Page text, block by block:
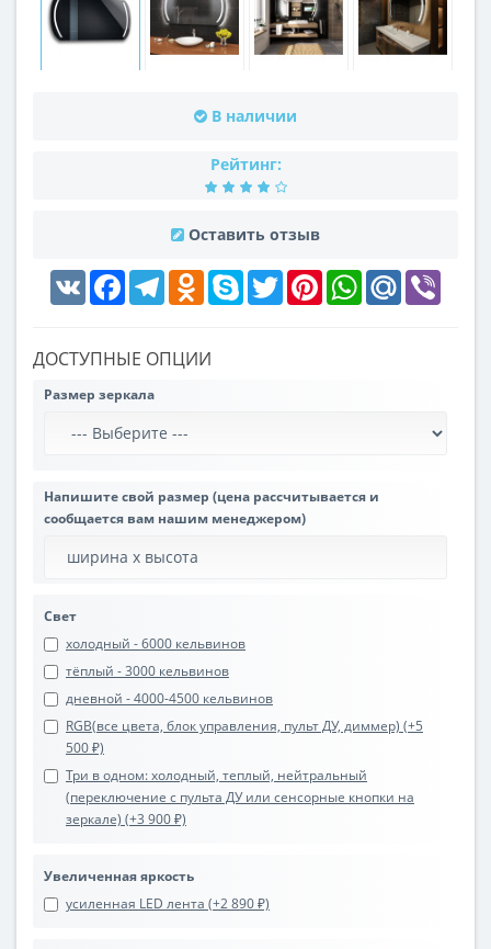
В наличии
Рейтинг:
Оставить отзыв
VK FacebookTelegramOdnoklassniki
Skype Twitter PinterestWhatsAppMail.Ru
ДОСТУПНЫЕ ОПЦИИ
Размер зеркала
Напишите свой размер (цена рассчитывается и
сообщается вам нашим менеджером)
Свет
холодный - 6000 кельвинов
тёплый - 3000 кельвинов
дневной - 4000-4500 кельвинов
RGB(все цвета, блок управления, пульт ДУ, диммер) (+5
500 ₽)
Три в одном: холодный, теплый, нейтральный
(переключение с пульта ДУ или сенсорные кнопки на
зеркале) (+3 900 ₽)
Увеличенная яркость
усиленная LED лента (+2 890 ₽)